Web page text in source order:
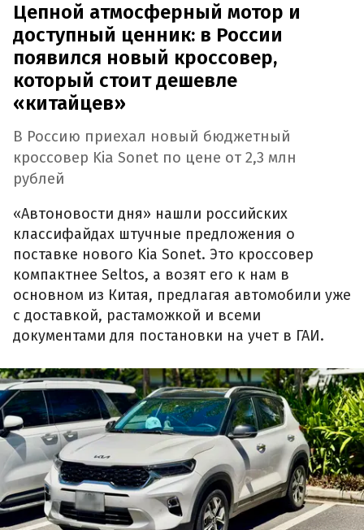
Цепной атмосферный мотор и
доступный ценник: в России
появился новый кроссовер,
который стоит дешевле
«китайцев»
В Россию приехал новый бюджетный
кроссовер Kia Sonet по цене от 2,3 млн
рублей
«Автоновости дня» нашли российских
классифайдах штучные предложения о
поставке нового Kia Sonet. Это кроссовер
компактнее Seltos, а возят его к нам в
основном из Китая, предлагая автомобили уже
с доставкой, растаможкой и всеми
документами для постановки на учет в ГАИ.